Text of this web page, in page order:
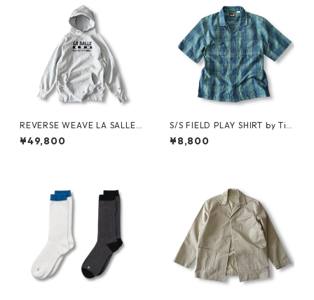
REVERSE WEAVE LA SALLE
MILITARY ACADEMY by CHA
MPION
¥49,800
S/S FIELD PLAY SHIRT by Ti
mberland
¥8,800